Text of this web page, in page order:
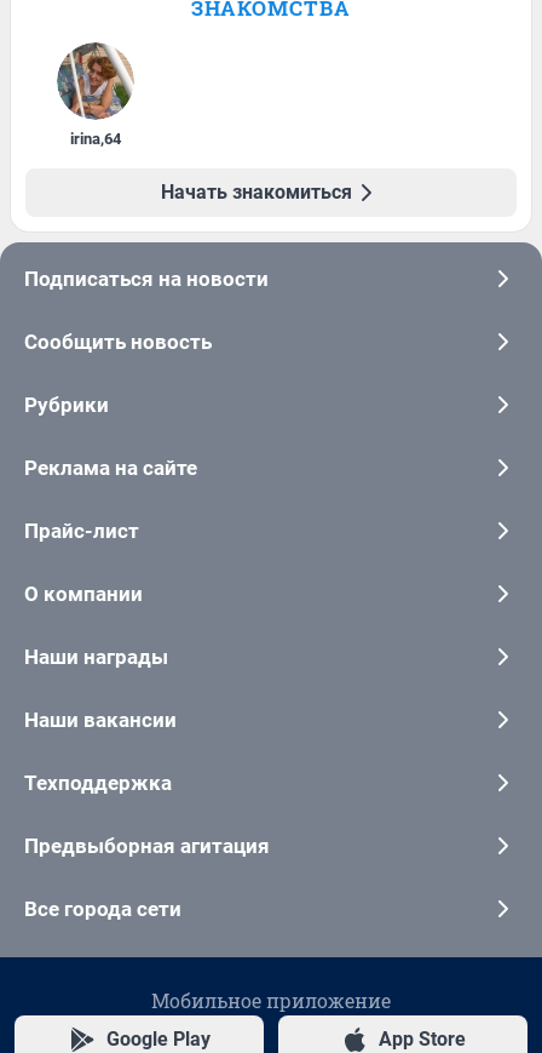
ЗНАКОМСТВА
irina,64
Начать знакомиться
Подписаться на новости
Сообщить новость
Рубрики
Реклама на сайте
Прайс-лист
О компании
Наши награды
Наши вакансии
Техподдержка
Предвыборная агитация
Все города сети
Мобильное приложение
Google Play App Store